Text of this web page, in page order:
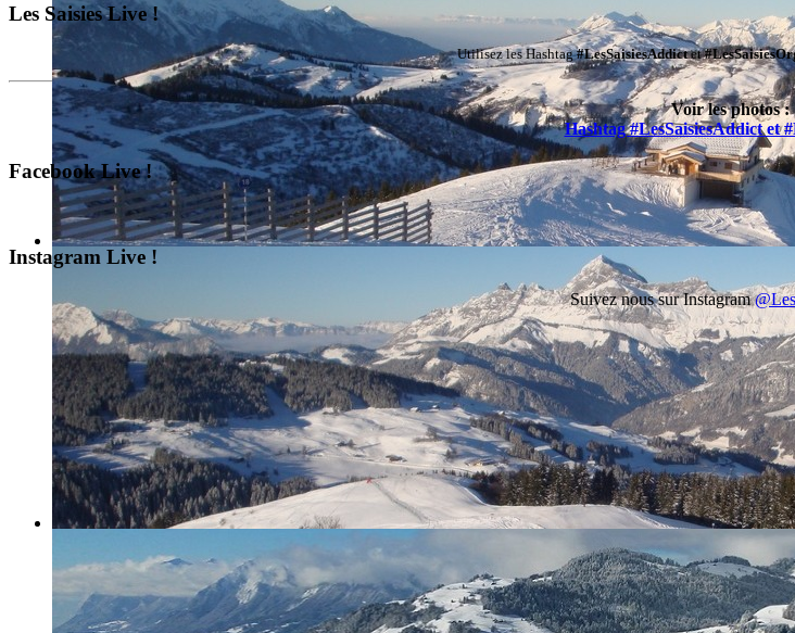
Les Saisies Live !
Utilisez les Hashtag#LesSaisiesAddictet
Voir les photos :
Hashtag #LesSaisiesAddict et
Facebook Live !
Instagram Live !
Suivez nous sur Instagram